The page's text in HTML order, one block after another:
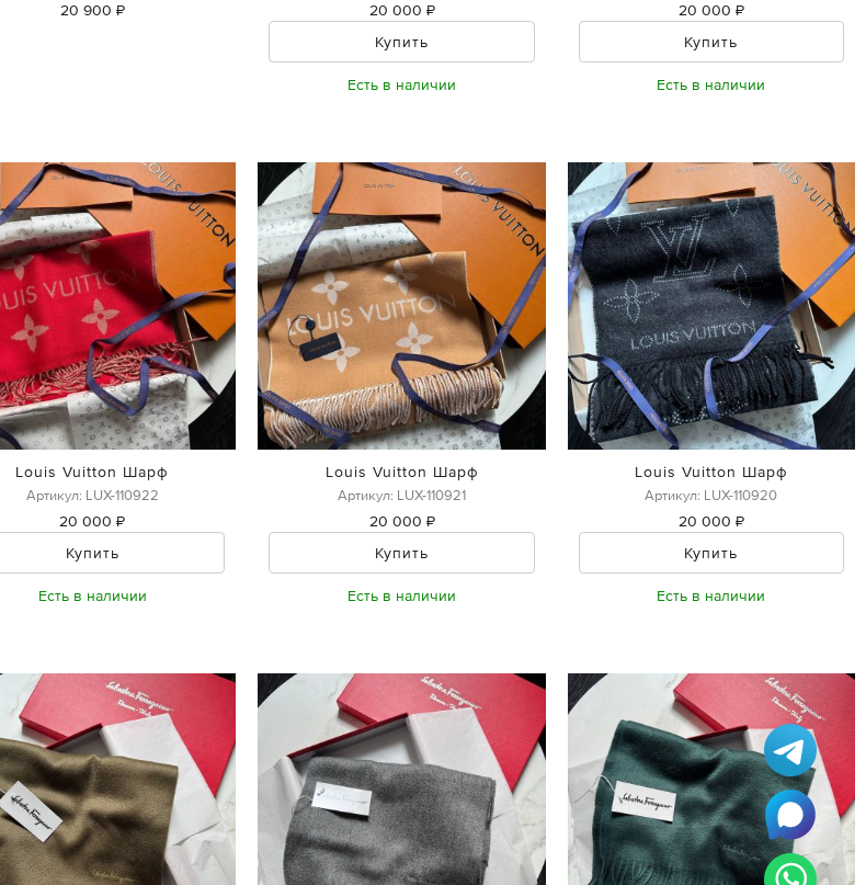
20 900 ₽
20 000 ₽
Купить
Есть в наличии
20 000 ₽
Купить
Есть в наличии
Louis Vuitton Шарф
Артикул: LUX-110922
20 000 ₽
Купить
Есть в наличии
Louis Vuitton Шарф
Артикул: LUX-110921
20 000 ₽
Купить
Есть в наличии
Louis Vuitton Шарф
Артикул: LUX-110920
20 000 ₽
Купить
Есть в наличии